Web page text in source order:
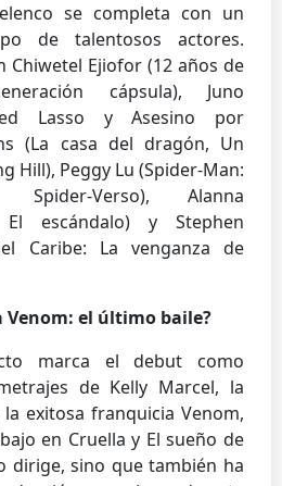
se completa con un
de talentosos actores.
Chiwetel Ejiofor (12 años de
cápsula), Juno
Lasso y Asesino por
(La casa del dragón, Un
Hill), Peggy Lu (Spider-Man:
Verso), Alanna
El escándalo) y Stephen
Caribe: La venganza de
Venom: el último baile?
marca el debut como
de Kelly Marcel, la
exitosa franquicia Venom,
en Cruella y El sueño de
dirige, sino que también ha